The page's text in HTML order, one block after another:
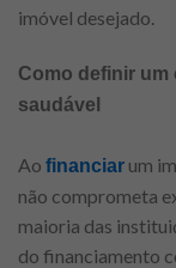
imóvel desejado.
Como definir
saudável
Ao financiar um
não comprometa
maioria das
do financiamento